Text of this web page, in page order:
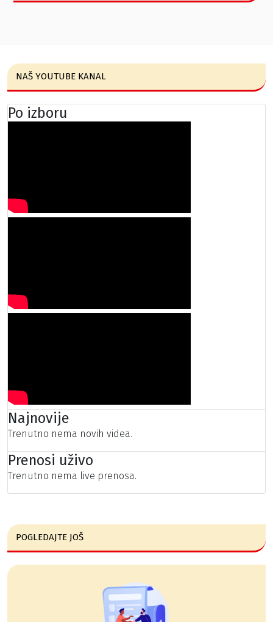
NAŠ YOUTUBE KANAL
Po izboru
Najnovije
Trenutno nema novih videa.
Prenosi uživo
Trenutno nema live prenosa.
POGLEDAJTE JOŠ